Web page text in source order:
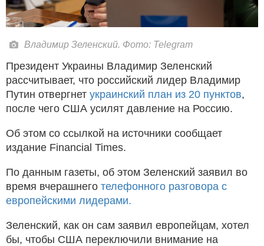
Владимир Зеленский. Фото: Telegram
Президент Украины Владимир Зеленский
рассчитывает, что российский лидер Владимир
Путин отвергнет украинский план из 20 пунктов,
после чего США усилят давление на Россию.
Об этом со ссылкой на источники сообщает
издание Financial Times.
По данным газеты, об этом Зеленский заявил во
время вчерашнего телефонного разговора с
европейскими лидерами.
Зеленский, как он сам заявил европейцам, хотел
бы, чтобы США переключили внимание на